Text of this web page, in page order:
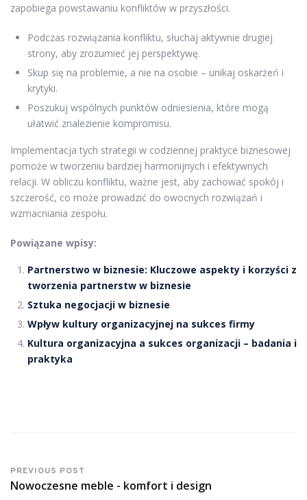
zapobiega powstawaniu konfliktów w przyszłości.
Podczas rozwiązania konfliktu, słuchaj aktywnie drugiej
strony, aby zrozumieć jej perspektywę.
Skup się na problemie, a nie na osobie – unikaj oskarżeń i
krytyki.
Poszukuj wspólnych punktów odniesienia, które mogą
ułatwić znalezienie kompromisu.
Implementacja tych strategii w codziennej praktyce biznesowej
pomoże w tworzeniu bardziej harmonijnych i efektywnych
relacji. W obliczu konfliktu, ważne jest, aby zachować spokój i
szczerość, co może prowadzić do owocnych rozwiązań i
wzmacniania zespołu.
Powiązane wpisy:
Partnerstwo w biznesie: Kluczowe aspekty i korzyści z
tworzenia partnerstw w biznesie
Sztuka negocjacji w biznesie
Wpływ kultury organizacyjnej na sukces firmy
Kultura organizacyjna a sukces organizacji – badania i
praktyka
PREVIOUS POST
Nowoczesne meble - komfort i design